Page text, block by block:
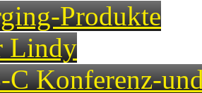
Produkte
Lindy
C Konferenz-